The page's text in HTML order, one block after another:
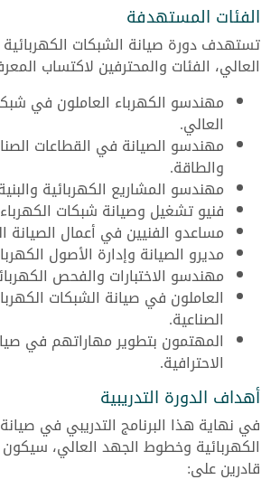
الفئات المستهدفة
تستهدف دورة صيانة الشبكات
العالي، الفئات والمحترفين لاكتساب
مهندسو الكهرباء العاملون في
العالي.
مهندسو الصيانة في القطاعات
والطاقة.
مهندسو المشاريع الكهربائية
فنيو تشغيل وصيانة شبكات
مساعدو الفنيين في أعمال الصيانة
مديرو الصيانة وإدارة الأصول
مهندسو الاختبارات والفحص
العاملون في صيانة الشبكات
الصناعية.
المهتمون بتطوير مهاراتهم في
الاحترافية.
أهداف الدورة التدريبية
في نهاية هذا البرنامج التدريبي في
الكهربائية وخطوط الجهد العالي،
قادرين على: